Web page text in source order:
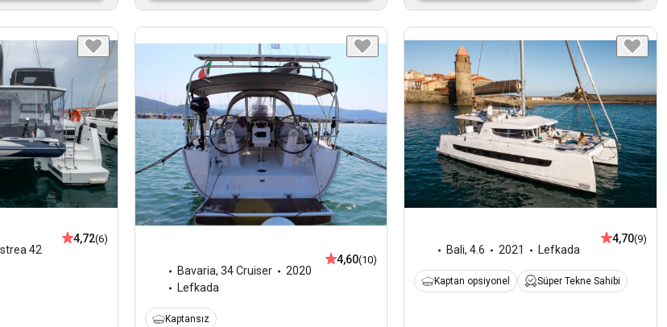
42
4,72(6)
Bavaria, 34 Cruiser
2020
Lefkada
4,60(10)
Kaptansız
Bali,4.6 2021 Lefkada
4,70(9)
Kaptan opsiyonel Süper Tekne Sahibi